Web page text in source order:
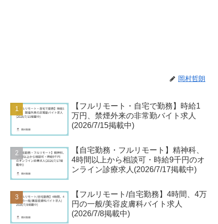
岡村哲朗
【フルリモート・自宅で勤務】時給1
万円、禁煙外来の非常勤バイト求人
(2026/7/15掲載中)
【自宅勤務・フルリモート】精神科、
4時間以上から相談可・時給9千円のオ
ンライン診療求人(2026/7/17掲載中)
【フルリモート/自宅勤務】4時間、4万
円の一般/美容皮膚科バイト求人
(2026/7/8掲載中)